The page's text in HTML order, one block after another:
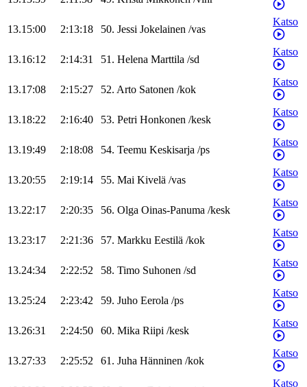
13.15:00 2:13:18 50. Jessi Jokelainen /vas
Katso
13.16:12 2:14:31 51. Helena Marttila /sd
Katso
13.17:08 2:15:27 52. Arto Satonen /kok
Katso
13.18:22 2:16:40 53. Petri Honkonen /kesk
Katso
13.19:49 2:18:08 54. Teemu Keskisarja /ps
Katso
13.20:55 2:19:14 55. Mai Kivelä /vas
Katso
13.22:17 2:20:35 56. Olga Oinas-Panuma /kesk
Katso
13.23:17 2:21:36 57. Markku Eestilä /kok
Katso
13.24:34 2:22:52 58. Timo Suhonen /sd
Katso
13.25:24 2:23:42 59. Juho Eerola /ps
Katso
13.26:31 2:24:50 60. Mika Riipi /kesk
Katso
13.27:33 2:25:52 61. Juha Hänninen /kok
Katso
Katso